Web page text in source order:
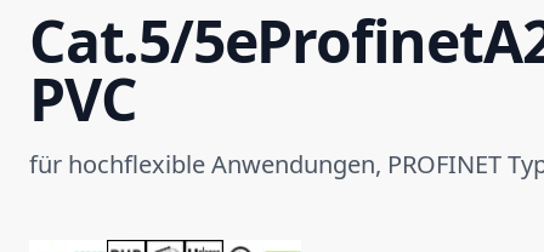
Cat.5/
PVC
für hochflexible Anwendungen, PROFINET